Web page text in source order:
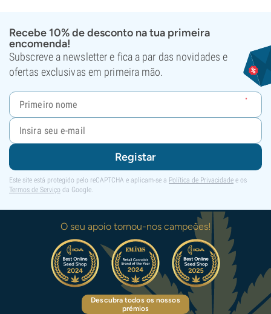
Recebe 10% de desconto na tua primeira
encomenda!
Subscreve a newsletter e fica a par das novidades e
ofertas exclusivas em primeira mão.
Registar
Este site está protegido pelo reCAPTCHA e aplicam-se a Política de Privacidade e os
Termos de Serviço da Google.
O seu apoio tornou-nos campeões!
Descubra todos os nossos
prémios